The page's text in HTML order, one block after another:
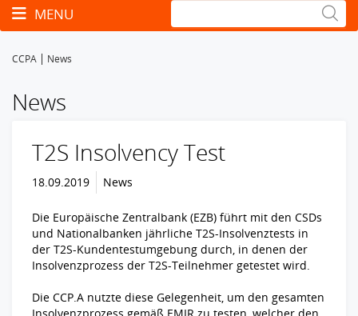
Toggle navigation
MENU
CCPA News
News
T2S Insolvency Test
18.09.2019 News
Die Europäische Zentralbank (EZB) führt mit den CSDs
und Nationalbanken jährliche T2S-Insolvenztests in
der T2S-Kundentestumgebung durch, in denen der
Insolvenzprozess der T2S-Teilnehmer getestet wird.
Die CCP.A nutzte diese Gelegenheit, um den gesamten